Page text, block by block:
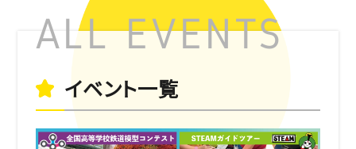
イベント一覧